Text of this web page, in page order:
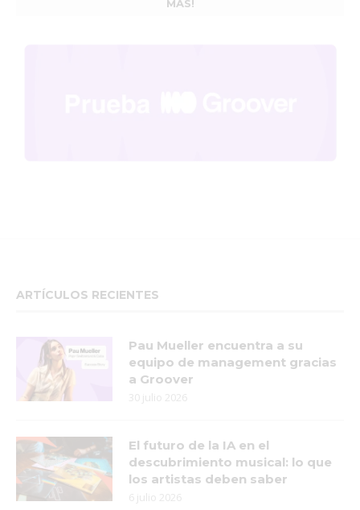
MÁS!
ARTÍCULOS RECIENTES
Pau Mueller encuentra a su
equipo de management gracias
a Groover
30 julio 2026
El futuro de la IA en el
descubrimiento musical: lo que
los artistas deben saber
6 julio 2026